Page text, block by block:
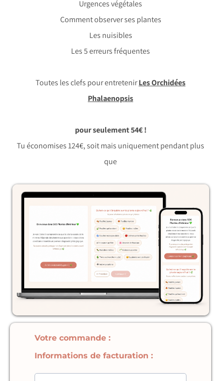
Urgences végétales
Comment observer ses plantes
Les nuisibles
Les 5 erreurs fréquentes
Toutes les clefs pour entretenirLes Orchidées
Phalaenopsis
pour seulement 54€ !
Tu économises 124€, soit mais uniquement pendant plus
que
Votre commande :
Informations de facturation :